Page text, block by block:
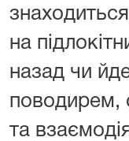
знаходиться
на
назад чи
поводирем,
та